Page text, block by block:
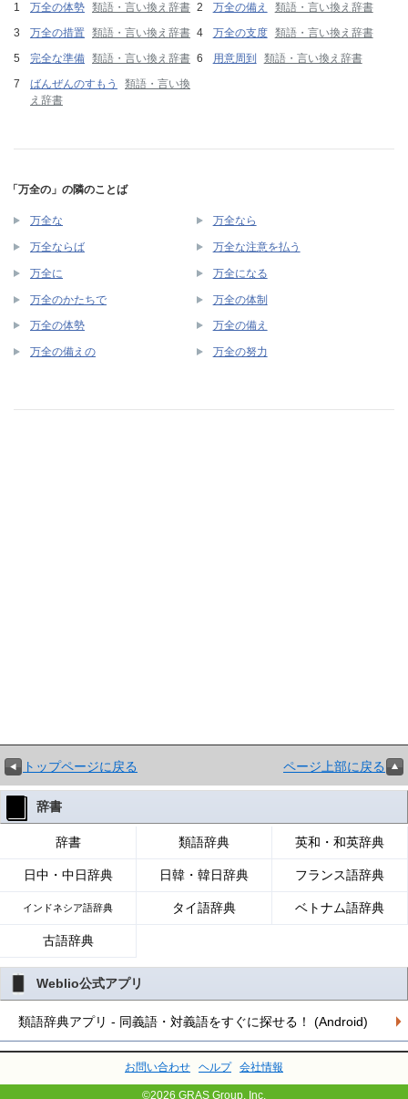
万全の体勢 類語・言い換え辞書 万全の備え
類語・言い換え辞書
万全の措置 類語・言い換え辞書 万全の支度 類語・言い換え辞書
完全な準備 類語・言い換え辞書 用意周到
類語・言い換え辞書
ばんぜんのすもう
類語・言い換
え辞書
「万全の」の隣のことば
万全な 万全なら
万全ならば 万全な注意を払う
万全に 万全になる
万全のかたちで 万全の体制
万全の体勢 万全の備え
万全の備えの 万全の努力
トップページに戻る ページ上部に戻る
辞書
辞書 類語辞典 英和・和英辞典
日中・中日辞典 日韓・韓日辞典 フランス語辞典
インドネシア語辞典 タイ語辞典 ベトナム語辞典
古語辞典
Weblio公式アプリ
類語辞典アプリ - 同義語・対義語をすぐに探せる！ (Android)
お問い合わせ ヘルプ 会社情報
©2026 GRAS Group, Inc.